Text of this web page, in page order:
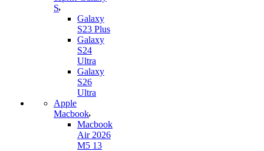
S
Galaxy
S23 Plus
Galaxy
S24
Ultra
Galaxy
S26
Ultra
Apple
Macbook
Macbook
Air 2026
M5 13